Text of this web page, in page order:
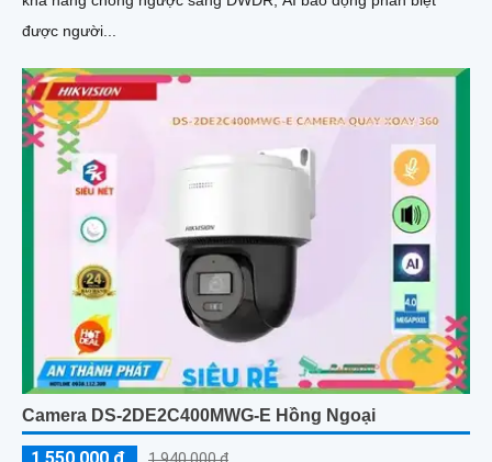
được người...
Camera DS-2DE2C400MWG-E Hồng Ngoại
1,940,000 ₫